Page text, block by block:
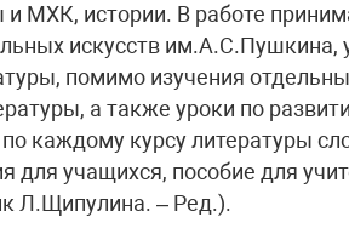
и МХК, истории. В работе
искусств
помимо изучения
а также уроки по
по каждому курсу литературы
для учащихся, пособие для
Л.Щипулина. – Ред.).